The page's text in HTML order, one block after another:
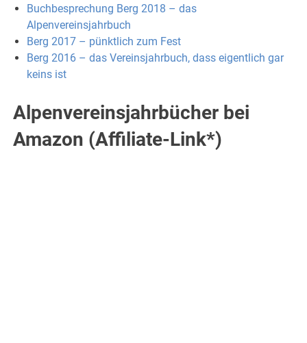
Buchbesprechung Berg 2018 – das
Alpenvereinsjahrbuch
Berg 2017 – pünktlich zum Fest
Berg 2016 – das Vereinsjahrbuch, dass eigentlich gar
keins ist
Alpenvereinsjahrbücher bei
Amazon (Affiliate-Link*)